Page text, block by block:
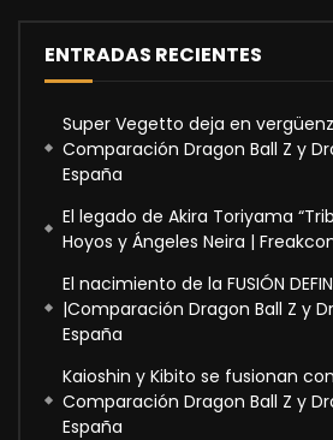
ENTRADAS RECIENTES
Super Vegetto deja en
Comparación Dragon Ball Z y
España
El legado de Akira Toriyama
Hoyos y Ángeles Neira |
El nacimiento de la FUSIÓN
|Comparación Dragon Ball Z y
España
Kaioshin y Kibito se fusionan
Comparación Dragon Ball Z y
España